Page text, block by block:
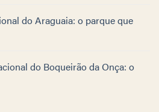
do Araguaia: o parque que
do Boqueirão da Onça: o